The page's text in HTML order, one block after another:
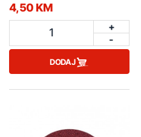
4,50 KM
1
+
-
DODAJ